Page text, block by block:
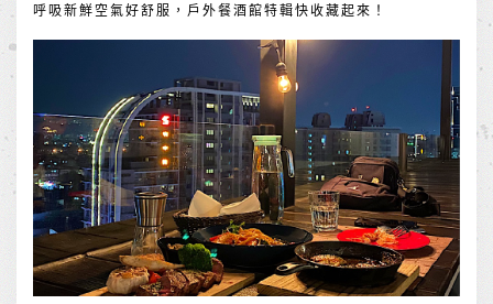
呼吸新鮮空氣好舒服，戶外餐酒館特輯快收藏起來！